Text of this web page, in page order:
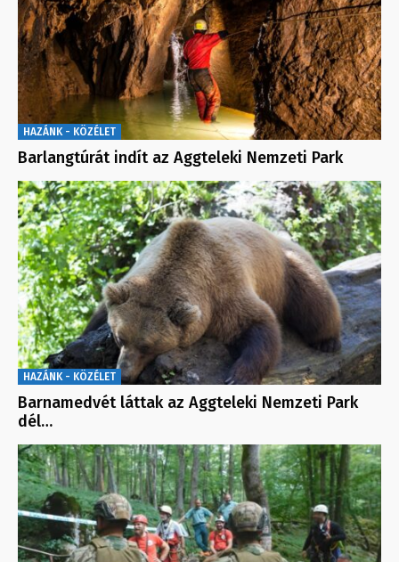
HAZÁNK - KÖZÉLET
Barlangtúrát indít az Aggteleki Nemzeti Park
HAZÁNK - KÖZÉLET
Barnamedvét láttak az Aggteleki Nemzeti Park
dél…